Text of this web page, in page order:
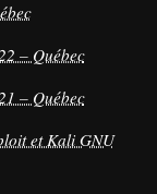
– Québec
– Québec
et Kali GNU